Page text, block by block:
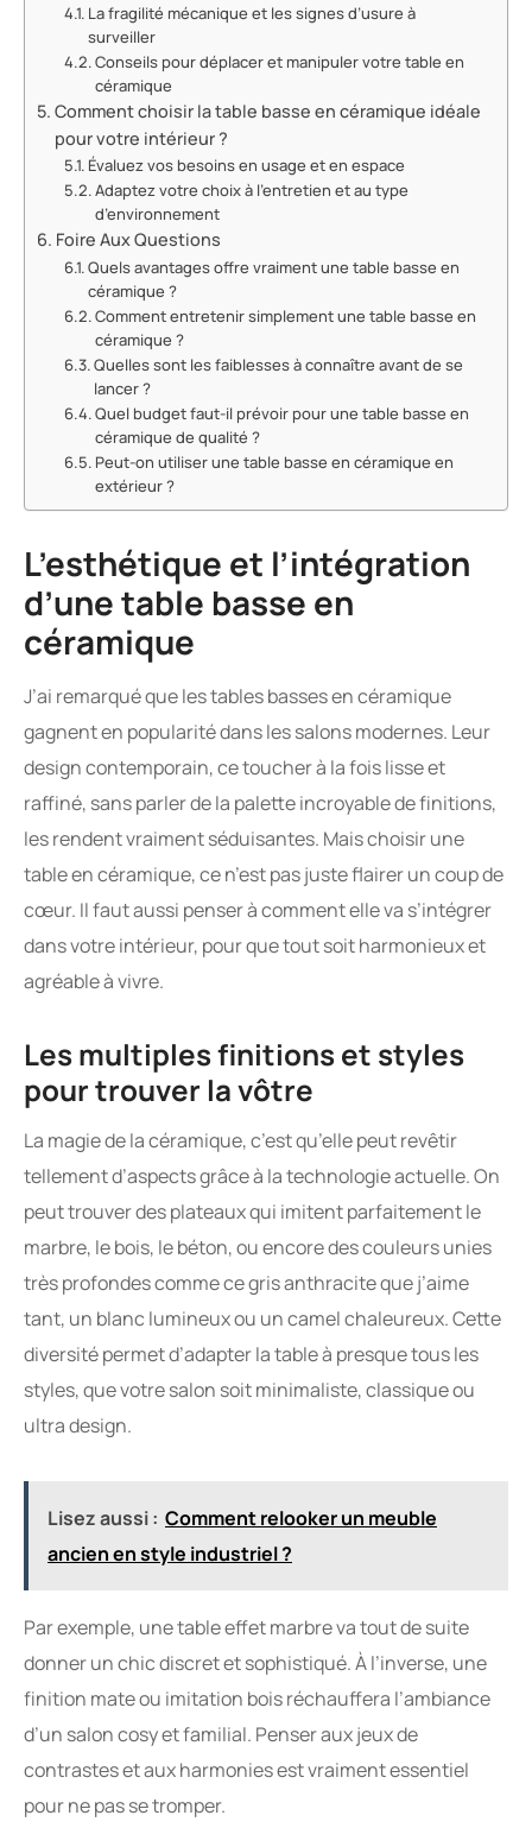
La fragilité mécanique et les signes d’usure à
surveiller
Conseils pour déplacer et manipuler votre table en
céramique
Comment choisir la table basse en céramique idéale
pour votre intérieur ?
Évaluez vos besoins en usage et en espace
Adaptez votre choix à l’entretien et au type
d’environnement
Foire Aux Questions
Quels avantages offre vraiment une table basse en
céramique ?
Comment entretenir simplement une table basse en
céramique ?
Quelles sont les faiblesses à connaître avant de se
lancer ?
Quel budget faut-il prévoir pour une table basse en
céramique de qualité ?
Peut-on utiliser une table basse en céramique en
extérieur ?
L’esthétique et l’intégration
d’une table basse en
céramique
J’ai remarqué que les tables basses en céramique
gagnent en popularité dans les salons modernes. Leur
design contemporain, ce toucher à la fois lisse et
raffiné, sans parler de la palette incroyable de finitions,
les rendent vraiment séduisantes. Mais choisir une
table en céramique, ce n’est pas juste flairer un coup de
cœur. Il faut aussi penser à comment elle va s’intégrer
dans votre intérieur, pour que tout soit harmonieux et
agréable à vivre.
Les multiples finitions et styles
pour trouver la vôtre
La magie de la céramique, c’est qu’elle peut revêtir
tellement d’aspects grâce à la technologie actuelle. On
peut trouver des plateaux qui imitent parfaitement le
marbre, le bois, le béton, ou encore des couleurs unies
très profondes comme ce gris anthracite que j’aime
tant, un blanc lumineux ou un camel chaleureux. Cette
diversité permet d’adapter la table à presque tous les
styles, que votre salon soit minimaliste, classique ou
ultra design.
Lisez aussi : Comment relooker un meuble
ancien en style industriel ?
Par exemple, une table effet marbre va tout de suite
donner un chic discret et sophistiqué. À l’inverse, une
finition mate ou imitation bois réchauffera l’ambiance
d’un salon cosy et familial. Penser aux jeux de
contrastes et aux harmonies est vraiment essentiel
pour ne pas se tromper.